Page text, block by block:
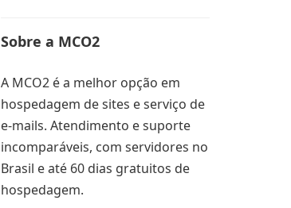
Sobre a MCO2
A MCO2 é a melhor opção em
hospedagem de sites e serviço de
e-mails. Atendimento e suporte
incomparáveis, com servidores no
Brasil e até 60 dias gratuitos de
hospedagem.